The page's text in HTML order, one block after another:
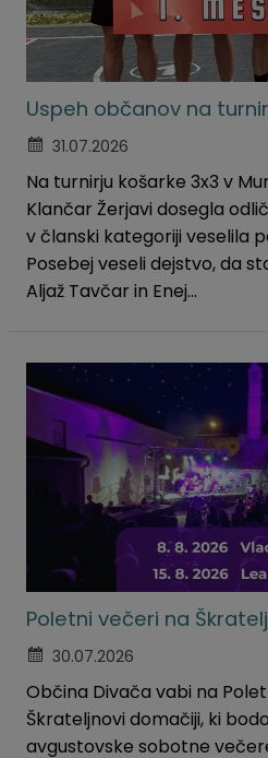
Uspeh občanov na
31.07.2026
Na turnirju košarke 3x3 v
Klančar Žerjavi dosegla
v članski kategoriji veselila
Posebej veseli dejstvo, da
Aljaž Tavčar in Enej...
Poletni večeri na
30.07.2026
Občina Divača vabi na
Škrateljnovi domačiji, ki
avgustovske sobotne